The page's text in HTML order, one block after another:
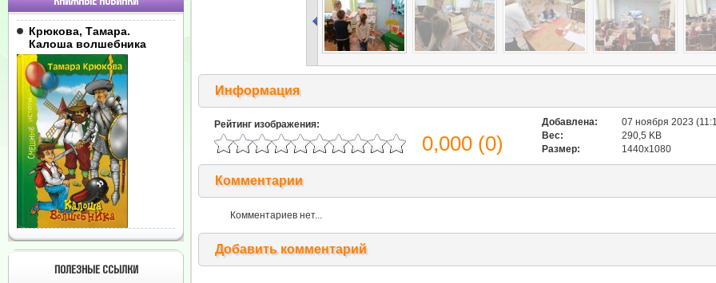
Крюкова, Тамара.
Калоша волшебника
ПОЛЕЗНЫЕ ССЫЛКИ
Информация
Рейтинг изображения:
0,000 (0)
Добавлена:
07 ноября 2023
Вес:
290,5 KB
Размер:
1440x1080
Комментарии
Комментариев нет...
Добавить комментарий